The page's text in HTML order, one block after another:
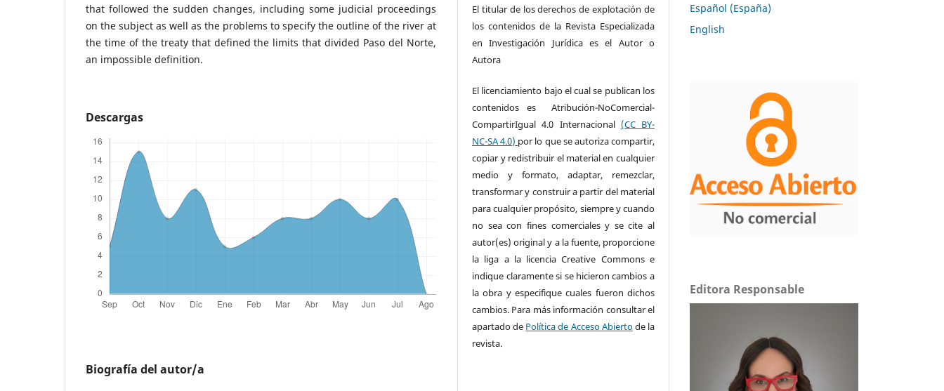
that followed the sudden changes, including some judicial proceedings
on the subject as well as the problems to specify the outline of the river at
the time of the treaty that defined the limits that divided Paso del Norte,
an impossible definition.
Descargas
Biografía del autor/a
El titular de los derechos de explotación de
los contenidos de la Revista Especializada
en Investigación Jurídica es el Autor o
Autora
El licenciamiento bajo el cual se publican los
contenidos es Atribución-NoComercial-
CompartirIgual 4.0 Internacional (CC BY-
NC-SA 4.0) por lo que se autoriza compartir,
copiar y redistribuir el material en cualquier
medio y formato, adaptar, remezclar,
transformar y construir a partir del material
para cualquier propósito, siempre y cuando
no sea con fines comerciales y se cite al
autor(es) original y a la fuente, proporcione
la liga a la licencia Creative Commons e
indique claramente si se hicieron cambios a
la obra y especifique cuales fueron dichos
cambios. Para más información consultar el
apartado de Política de Acceso Abiertode la
revista.
Español (España)
English
Editora Responsable